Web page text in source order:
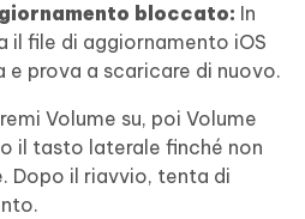
bloccato: In
il file di aggiornamento iOS
e prova a scaricare di nuovo.
Volume su, poi Volume
il tasto laterale finché non
Dopo il riavvio, tenta di